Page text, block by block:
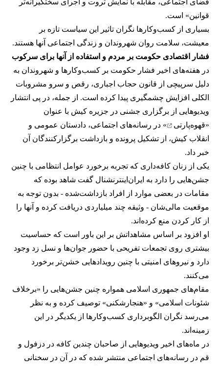
قوانین» است.
بسیاری از کسب‌وکارها نگران تاثیر این سیاست‌ تازه بر
معیشت، سلامت روان شهروندان و زندگی اجتماعی آنها هستند.
فشار اقتصادی حکومت بر مردم و استفاده از آنها برای سرکوب
در هفته‌های اخیر فشار حکومت بر کسب‌وکارها و شهروندان به
دلیل سرپیچی از قانون حجاب اجباری، رقص و سرو مشروبات
الکلی افزایش چشمگیری پیدا کرده است. از جمله، در پی انتشار
ویدیوهایی از برگزاری جشنی در جزیره کیش با عنوان
«قهوه‌پارتی
» در رسانه‌های اجتماعی، دادستان عمومی و
انقلاب کیش، از تشکیل پرونده و بازداشت برگزارکنندگان آن
خبر داد.
یکی از زنان کافه‌داری که تجربه برخورد عوامل انتظامی با چنین
جشن‌هایی را دارد به ایران‌اینترنشنال گفت شاهد بوده که
مقامات در بعضی موارد از افراد بازداشت‌‌شده - بدون توجه به
موقعیت مالی‌شان - وثیقه چند میلیاردی دریافت کرده و آنها را
از کار کردن منع کرده‌اند.
او افزود بر اساس مشاهداتش بر این باور است که حساسیت
بیشتری روی تجمعات تفریحی با حضور جوان‌ها و نسل زد وجود
دارد و نیروهای امنیتی با چنین رویدادهایی خشن‌تر برخورد
می‌کنند.
مقام‌های جمهوری اسلامی همواره چنین جشن‌هایی را «برخلاف
شئونات اسلامی» و «هنجارشکنی» توصیف کرده و به نظر
می‌رسد نگران الگوبرداری کسب‌وکارها از یکدیگر در این
زمینه‌اند.
در ماه‌های اخیر ویدیوهایی از صاحبان چندین کافه در دزفول و
قم در رسانه‌های اجتماعی منتشر شده که در آن در سخنانی